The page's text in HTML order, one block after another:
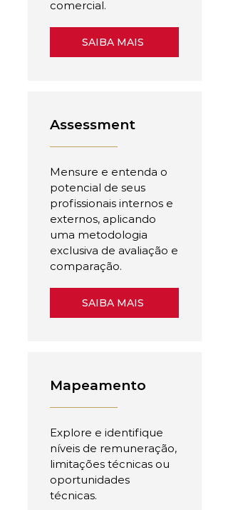
comercial.
SAIBA MAIS
Assessment
Mensure e entenda o
potencial de seus
profissionais internos e
externos, aplicando
uma metodologia
exclusiva de avaliação e
comparação.
SAIBA MAIS
Mapeamento
Explore e identifique
níveis de remuneração,
limitações técnicas ou
oportunidades
técnicas.